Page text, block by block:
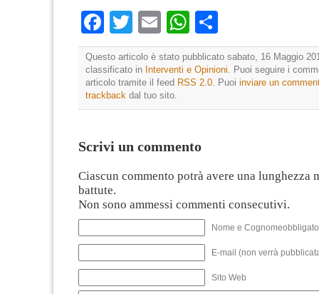
Facebook
TwitterEmailWhatsApp
Questo articolo è stato pubblicato sabato, 16 Maggio
classificato in Interventi e Opinioni. Puoi seguire i
articolo tramite il feed RSS 2.0. Puoi inviare un
trackback dal tuo sito.
Scrivi un commento
Ciascun commento potrà avere una lunghezza
battute.
Non sono ammessi commenti consecutivi.
Nome e
E-mail (non verrà
Sito Web